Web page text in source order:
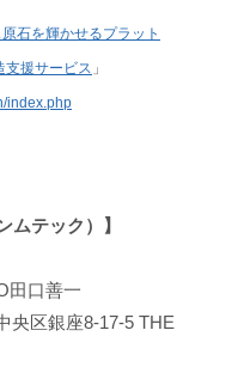
石を輝かせるプラット
支援サービス 」
index.php
ムテック）】
田口善一
央区銀座8-17-5 THE